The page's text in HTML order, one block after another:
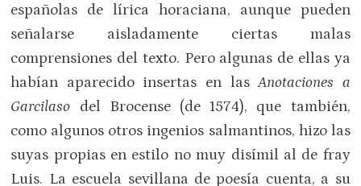
españolas de lírica horaciana, aunque pueden
señalarse aisladamente ciertas malas
comprensiones del texto. Pero algunas de ellas ya
habían aparecido insertas en lasAnotaciones a
Garcilaso del Brocense (de 1574), que también,
como algunos otros ingenios salmantinos, hizo las
suyas propias en estilo no muy disímil al de fray
Luis. La escuela sevillana de poesía cuenta, a su